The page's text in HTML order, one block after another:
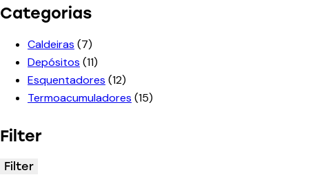
Categorias
Caldeiras (7)
Depósitos (11)
Esquentadores (12)
Termoacumuladores (15)
Filter
Filter